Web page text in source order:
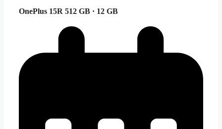
OnePlus 15R 512 GB · 12 GB